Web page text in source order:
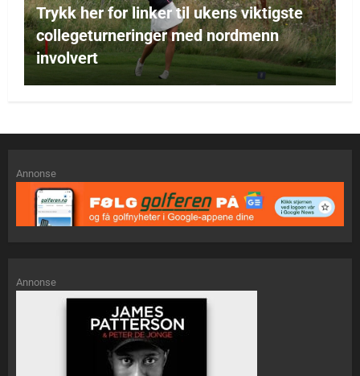
Trykk her for linker til ukens viktigste
collegeturneringer med nordmenn
involvert
Annonse
Annonse